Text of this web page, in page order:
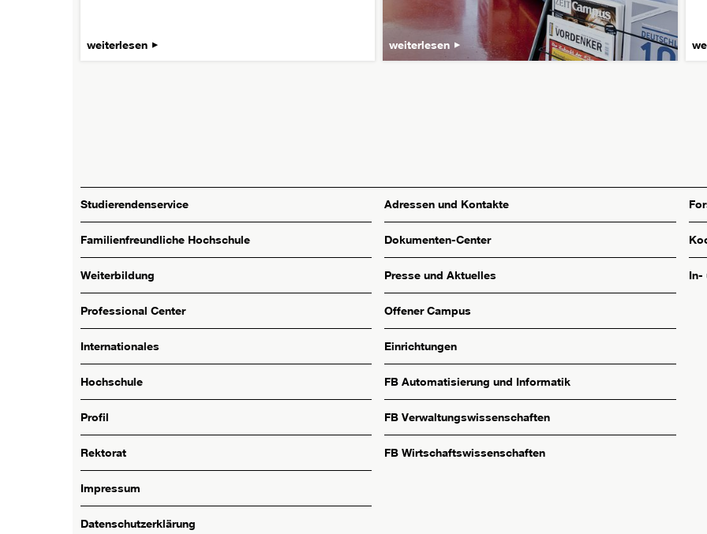
weiterlesen weiterlesen
Studierendenservice
Familienfreundliche Hochschule
Weiterbildung
Professional Center
Internationales
Hochschule
Profil
Rektorat
Impressum
Datenschutzerklärung
Adressen und Kontakte
Dokumenten-Center
Presse und Aktuelles
Offener Campus
Einrichtungen
FB Automatisierung und Informatik
FB Verwaltungswissenschaften
FB Wirtschaftswissenschaften
In-